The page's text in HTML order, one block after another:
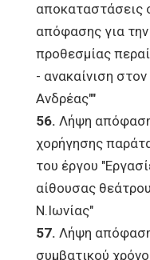
αποκαταστάσεις
απόφασης για
προθεσμίας
- ανακαίνιση
Ανδρέας""
56. Λήψη
χορήγησης
του έργου
αίθουσας
Ν.Ιωνίας"
57. Λήψη
συμβατικού